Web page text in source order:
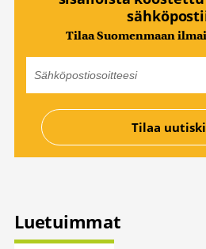
Tilaa Suomenmaan
Luetuimmat